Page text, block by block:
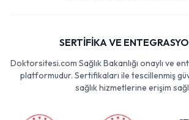
SERTİFİKA VE
Doktorsitesi.com Sağlık Bakanlığı onaylı ve
platformudur. Sertifikaları ile tescillenmiş
sağlık hizmetlerine erişim